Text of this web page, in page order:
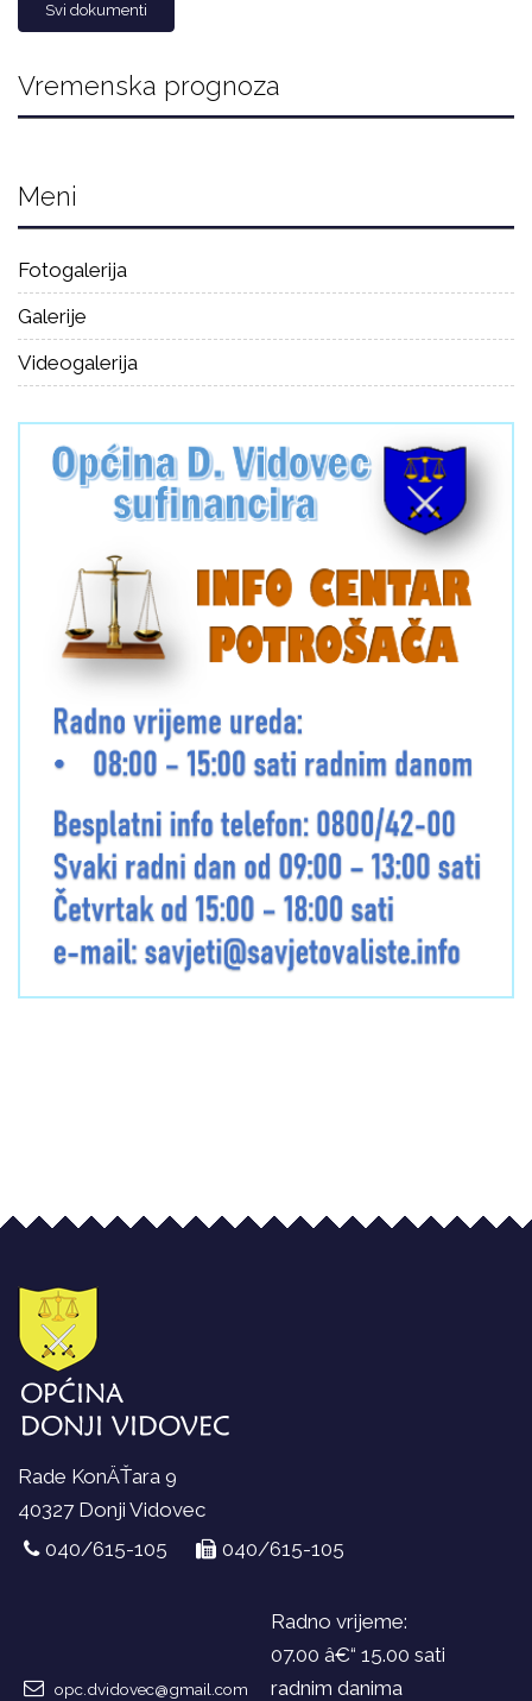
Svi dokumenti
Vremenska prognoza
Meni
Fotogalerija
Galerije
Videogalerija
Rade KonÄŤara 9
40327 Donji Vidovec
040/615-105
040/615-105
opc.dvidovec@gmail.com
Radno vrijeme:
07.00 â€“ 15.00 sati
radnim danima